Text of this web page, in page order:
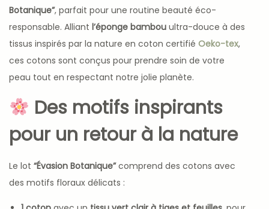
Botanique”, parfait pour une routine beauté éco-
responsable. Alliant l’éponge bambou ultra-douce à des
tissus inspirés par la nature en coton certifié Oeko-tex,
ces cotons sont conçus pour prendre soin de votre
peau tout en respectant notre jolie planète.
Des motifs inspirants
pour un retour à la nature
Le lot “Évasion Botanique”comprend des cotons avec
des motifs floraux délicats :